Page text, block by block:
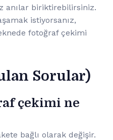
anılar biriktirebilirsiniz.
istiyorsanız,
fotoğraf çekimi
Sorular)
çekimi ne
bağlı olarak değişir.